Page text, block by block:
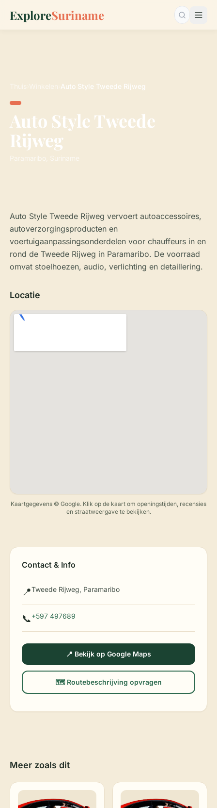
ExploreSuriname Zoeken…
Thuis Winkelen Auto Style Tweede Rijweg
Auto Style Tweede
Rijweg
Paramaribo, Suriname
Auto Style Tweede Rijweg vervoert autoaccessoires,
autoverzorgingsproducten en
voertuigaanpassingsonderdelen voor chauffeurs in en
rond de Tweede Rijweg in Paramaribo. De voorraad
omvat stoelhoezen, audio, verlichting en detaillering.
Locatie
Kaartgegevens © Google. Klik op de kaart om openingstijden, recensies
en straatweergave te bekijken.
Contact & Info
📍Tweede Rijweg, Paramaribo
📞+597 497689
📍 Bekijk op Google Maps
🗺️ Routebeschrijving opvragen
Meer zoals dit